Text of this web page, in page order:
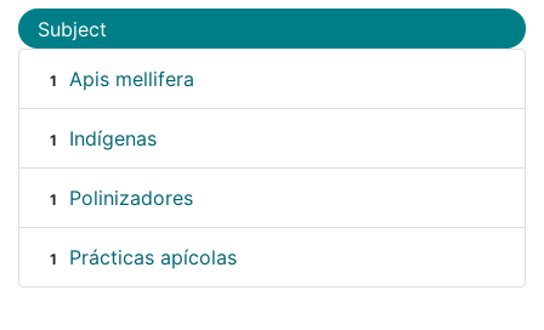
Subject
1 Apis mellifera
1 Indígenas
1 Polinizadores
1 Prácticas apícolas